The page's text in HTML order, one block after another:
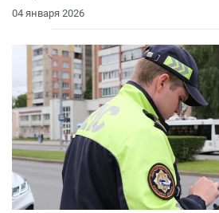
04 января 2026